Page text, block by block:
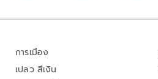
การเมือง
เปลว สีเงิน